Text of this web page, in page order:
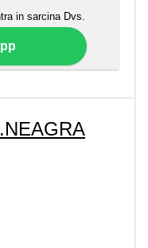
in sarcina Dvs.